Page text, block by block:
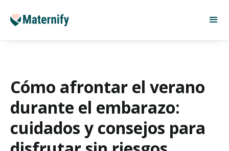
Cómo afrontar el verano
durante el embarazo:
cuidados y consejos para